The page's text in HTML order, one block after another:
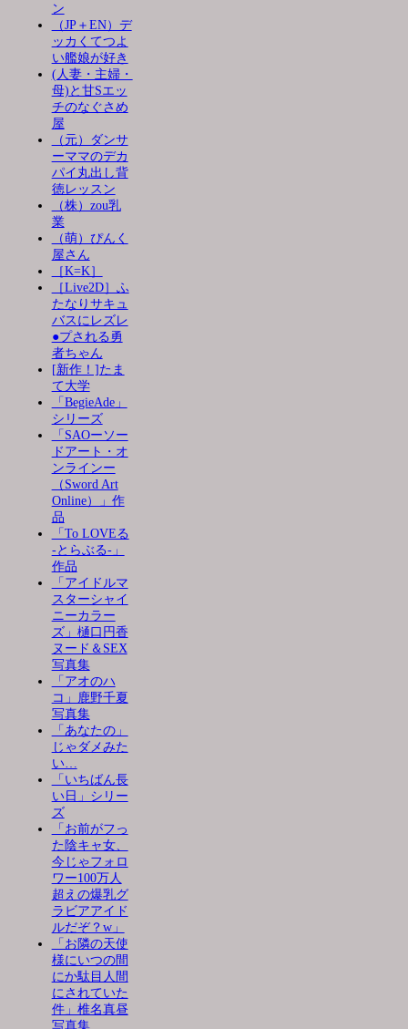
ン
（JP＋EN）デ
ッカくてつよ
い艦娘が好き
(人妻・主婦・
母)と甘Sエッ
チのなぐさめ
屋
（元）ダンサ
ーママのデカ
パイ丸出し背
徳レッスン
（株）zou乳
業
（萌）ぴんく
屋さん
［K=K］
［Live2D］ふ
たなりサキュ
バスにレズレ
●プされる勇
者ちゃん
[新作！]たま
て大学
「BegieAde」
シリーズ
「SAOーソー
ドアート・オ
ンラインー
（Sword Art
Online）」作
品
「To LOVEる
-とらぶる-」
作品
「アイドルマ
スターシャイ
ニーカラー
ズ」樋口円香
ヌード＆SEX
写真集
「アオのハ
コ」鹿野千夏
写真集
「あなたの」
じゃダメみた
い…
「いちばん長
い日」シリー
ズ
「お前がフっ
た陰キャ女、
今じゃフォロ
ワー100万人
超えの爆乳グ
ラビアアイド
ルだぞ？w」
「お隣の天使
様にいつの間
にか駄目人間
にされていた
件」椎名真昼
写真集